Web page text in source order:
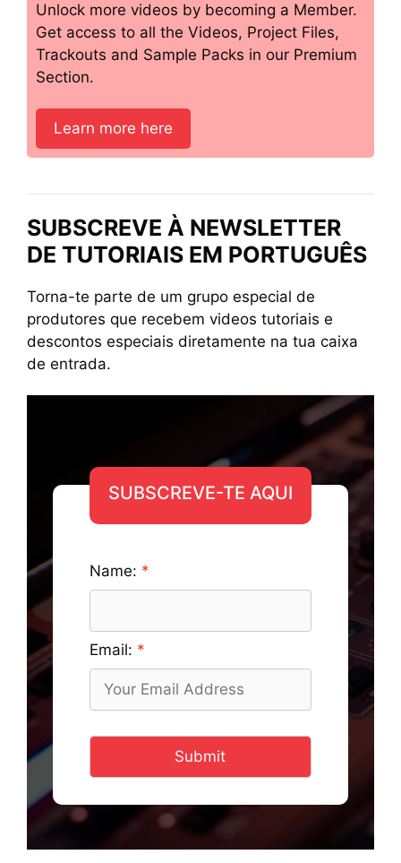
Unlock more videos by becoming a Member.
Get access to all the Videos, Project Files,
Trackouts and Sample Packs in our Premium
Section.
Learn more here
SUBSCREVE À NEWSLETTER
DE TUTORIAIS EM PORTUGUÊS
Torna-te parte de um grupo especial de
produtores que recebem videos tutoriais e
descontos especiais diretamente na tua caixa
de entrada.
SUBSCREVE-TE AQUI
Name:
Email:
Submit